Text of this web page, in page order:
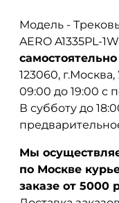
Модель -
AERO A1335PL-
123060,
09:00 до 19:00 с
В субботу до
Мы
по Москве
заказе от 5000